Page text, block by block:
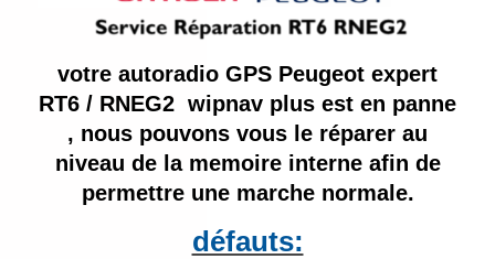
votre autoradio GPS Peugeot expert
RT6 / RNEG2 wipnav plus est en panne
, nous pouvons vous le réparer au
niveau de la memoire interne afin de
permettre une marche normale.
défauts: